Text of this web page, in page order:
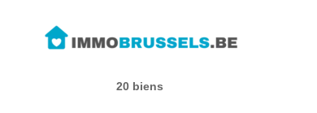
20 biens